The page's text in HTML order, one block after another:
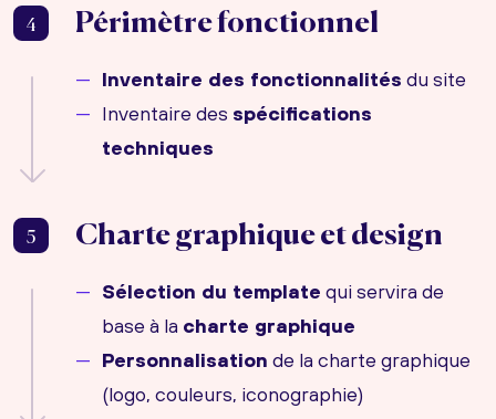
4 Périmètre fonctionnel
Inventaire des fonctionnalités du site
Inventaire des spécifications
techniques
5 Charte graphique et design
Sélection du template qui servira de
base à la charte graphique
Personnalisation de la charte graphique
(logo, couleurs, iconographie)